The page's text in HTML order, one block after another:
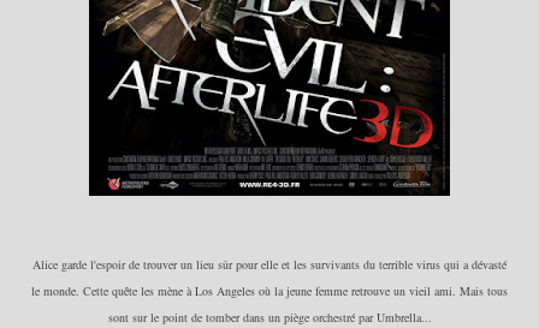
Alice garde l'espoir de trouver un lieu sûr pour elle et les survivants du terrible virus qui a dévasté
le monde. Cette quête les mène à Los Angeles où la jeune femme retrouve un vieil ami. Mais tous
sont sur le point de tomber dans un piège orchestré par Umbrella...